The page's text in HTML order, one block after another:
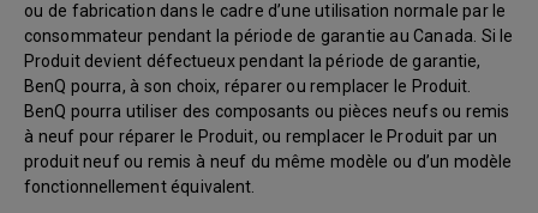
ou de fabrication dans le cadre d’une utilisation normale par le
consommateur pendant la période de garantie au Canada. Si le
Produit devient défectueux pendant la période de garantie,
BenQ pourra, à son choix, réparer ou remplacer le Produit.
BenQ pourra utiliser des composants ou pièces neufs ou remis
à neuf pour réparer le Produit, ou remplacer le Produit par un
produit neuf ou remis à neuf du même modèle ou d’un modèle
fonctionnellement équivalent.